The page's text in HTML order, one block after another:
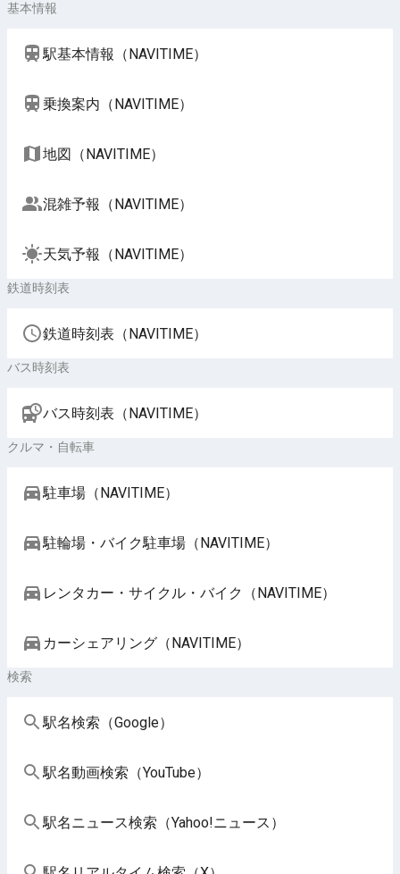
基本情報
駅基本情報（NAVITIME）
乗換案内（NAVITIME）
地図（NAVITIME）
混雑予報（NAVITIME）
天気予報（NAVITIME）
鉄道時刻表
鉄道時刻表（NAVITIME）
バス時刻表
バス時刻表（NAVITIME）
クルマ・自転車
駐車場（NAVITIME）
駐輪場・バイク駐車場（NAVITIME）
レンタカー・サイクル・バイク（NAVITIME）
カーシェアリング（NAVITIME）
検索
駅名検索（Google）
駅名動画検索（YouTube）
駅名ニュース検索（Yahoo!ニュース）